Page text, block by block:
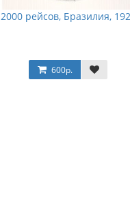
2000 рейсов, Бразилия,
600р.